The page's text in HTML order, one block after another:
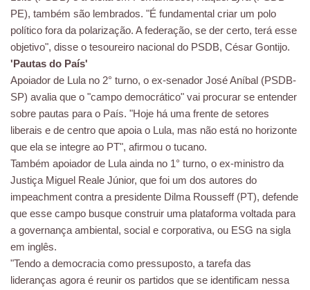
PE), também são lembrados. "É fundamental criar um polo
político fora da polarização. A federação, se der certo, terá esse
objetivo", disse o tesoureiro nacional do PSDB, César Gontijo.
'Pautas do País'
Apoiador de Lula no 2° turno, o ex-senador José Aníbal (PSDB-
SP) avalia que o "campo democrático" vai procurar se entender
sobre pautas para o País. "Hoje há uma frente de setores
liberais e de centro que apoia o Lula, mas não está no horizonte
que ela se integre ao PT", afirmou o tucano.
Também apoiador de Lula ainda no 1° turno, o ex-ministro da
Justiça Miguel Reale Júnior, que foi um dos autores do
impeachment contra a presidente Dilma Rousseff (PT), defende
que esse campo busque construir uma plataforma voltada para
a governança ambiental, social e corporativa, ou ESG na sigla
em inglês.
"Tendo a democracia como pressuposto, a tarefa das
lideranças agora é reunir os partidos que se identificam nessa